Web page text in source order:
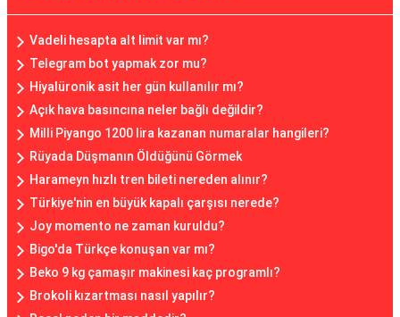
Vadeli hesapta alt limit var mı?
Telegram bot yapmak zor mu?
Hiyalüronik asit her gün kullanılır mı?
Açık hava basıncına neler bağlı değildir?
Milli Piyango 1200 lira kazanan numaralar hangileri?
Rüyada Düşmanın Öldüğünü Görmek
Harameyn hızlı tren bileti nereden alınır?
Türkiye'nin en büyük kapalı çarşısı nerede?
Joy momento ne zaman kuruldu?
Bigo'da Türkçe konuşan var mı?
Beko 9 kg çamaşır makinesi kaç programlı?
Brokoli kızartması nasıl yapılır?